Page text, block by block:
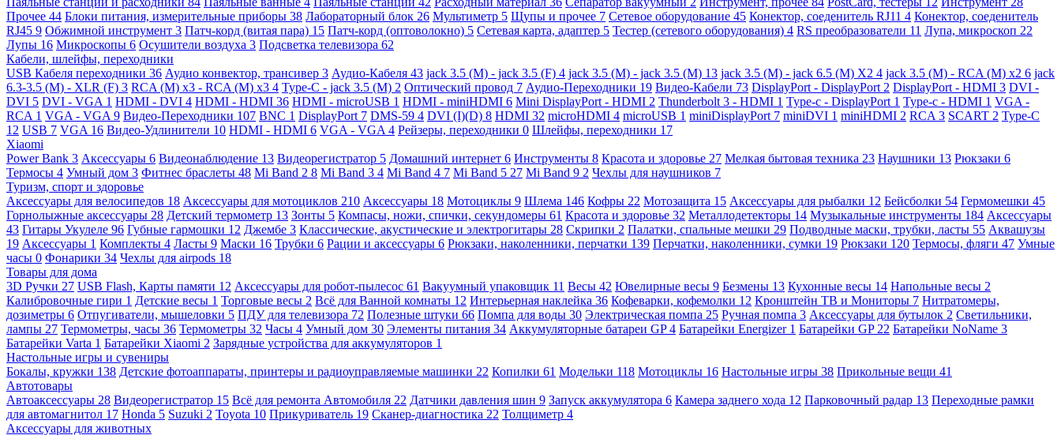
Прочее 44 Блоки питания, измерительные приборы 38 Лабораторный блок 26 Мультиметр 5 Щупы и прочее 7 Сетевое оборудование 45 Конектор, соеденитель RJ11 4 Конектор, соеденитель
RJ45 9 Обжимной инструмент 3 Патч-корд (витая пара) 15 Патч-корд (оптоволокно) 5 Сетевая карта, адаптер 5 Тестер (сетевого оборудования) 4 RS преобразователи 11 Лупа, микроскоп 22
Лупы 16 Микроскопы 6 Осушители воздуха 3 Подсветка телевизора 62
Кабели, шлейфы, переходники
USB Кабеля переходники 36 Аудио конвектор, трансивер 3 Аудио-Кабеля 43 jack 3.5 (M) - jack 3.5 (F) 4 jack 3.5 (M) - jack 3.5 (M) 13 jack 3.5 (M) - jack 6.5 (M) X2 4 jack 3.5 (M) - RCA (M) x2 6 jack
6.3-3.5 (M) - XLR (F) 3 RCA (M) x3 - RCA (M) x3 4 Type-C - jack 3.5 (M) 2 Оптический провод 7 Аудио-Переходники 19 Видео-Кабели 73 DisplayPort - DisplayPort 2 DisplayPort - HDMI 3 DVI -
DVI 5 DVI - VGA 1 HDMI - DVI 4 HDMI - HDMI 36 HDMI - microUSB 1 HDMI - miniHDMI 6 Mini DisplayPort - HDMI 2 Thunderbolt 3 - HDMI 1 Type-c - DisplayPort 1 Type-c - HDMI 1 VGA -
RCA 1 VGA - VGA 9 Видео-Переходники 107 BNC 1 DisplayPort 7 DMS-59 4 DVI (I)(D) 8 HDMI 32 microHDMI 4 microUSB 1 miniDisplayPort 7 miniDVI 1 miniHDMI 2 RCA 3 SCART 2 Type-C
12 USB 7 VGA 16 Видео-Удлинители 10 HDMI - HDMI 6 VGA - VGA 4 Рейзеры, переходники 0 Шлейфы, переходники 17
Xiaomi
Power Bank 3 Аксессуары 6 Видеонаблюдение 13 Видеорегистратор 5 Домашний интернет 6 Инструменты 8 Красота и здоровье 27 Мелкая бытовая техника 23 Наушники 13 Рюкзаки 6
Термосы 4 Умный дом 3 Фитнес браслеты 48 Mi Band 2 8 Mi Band 3 4 Mi Band 4 7 Mi Band 5 27 Mi Band 9 2 Чехлы для наушников 7
Туризм, спорт и здоровье
Аксессуары для велосипедов 18 Аксессуары для мотоциклов 210 Аксессуары 18 Мотоциклы 9 Шлема 146 Кофры 22 Мотозащита 15 Аксессуары для рыбалки 12 Бейсболки 54 Гермомешки 45
Горнолыжные аксессуары 28 Детский термометр 13 Зонты 5 Компасы, ножи, спички, секундомеры 61 Красота и здоровье 32 Металлодетекторы 14 Музыкальные инструменты 184 Аксессуары
43 Гитары Укулеле 96 Губные гармошки 12 Джембе 3 Классические, акустические и электрогитары 28 Скрипки 2 Палатки, спальные мешки 29 Подводные маски, трубки, ласты 55 Аквашузы
19 Аксессуары 1 Комплекты 4 Ласты 9 Маски 16 Трубки 6 Рации и аксессуары 6 Рюкзаки, наколенники, перчатки 139 Перчатки, наколенники, сумки 19 Рюкзаки 120 Термосы, фляги 47 Умные
часы 0 Фонарики 34 Чехлы для airpods 18
Товары для дома
3D Ручки 27 USB Flash, Карты памяти 12 Аксессуары для робот-пылесос 61 Вакуумный упаковщик 11 Весы 42 Ювелирные весы 9 Безмены 13 Кухонные весы 14 Напольные весы 2
Калибровочные гири 1 Детские весы 1 Торговые весы 2 Всё для Ванной комнаты 12 Интерьерная наклейка 36 Кофеварки, кофемолки 12 Кронштейн ТВ и Мониторы 7 Нитратомеры,
дозиметры 6 Отпугиватели, мышеловки 5 ПДУ для телевизора 72 Полезные штуки 66 Помпа для воды 30 Электрическая помпа 25 Ручная помпа 3 Аксессуары для бутылок 2 Светильники,
лампы 27 Термометры, часы 36 Термометры 32 Часы 4 Умный дом 30 Элементы питания 34 Аккумуляторные батареи GP4 Батарейки Energizer 1 Батарейки GP 22 Батарейки NoName 3
Батарейки Varta 1 Батарейки Xiaomi 2 Зарядные устройства для аккумуляторов 1
Настольные игры и сувениры
Бокалы, кружки 138 Детские фотоаппараты, принтеры и радиоуправляемые машинки 22 Копилки 61 Модельки 118 Мотоциклы 16 Настольные игры 38 Прикольные вещи 41
Автотовары
Автоаксессуары 28 Видеорегистратор 15 Всё для ремонта Автомобиля 22 Датчики давления шин 9 Запуск аккумулятора 6 Камера заднего хода 12 Парковочный радар 13 Переходные рамки
для автомагнитол 17 Honda 5 Suzuki 2 Toyota 10 Прикуриватель 19 Сканер-диагностика 22 Толщиметр 4
Аксессуары для животных